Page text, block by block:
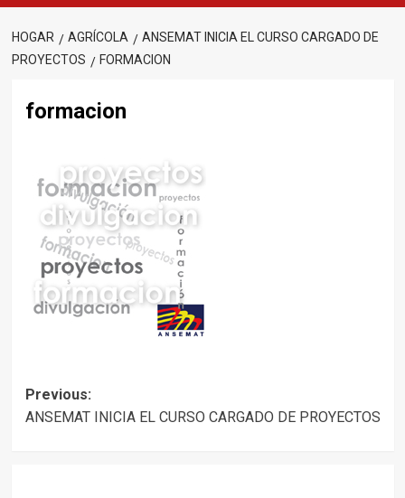
HOGAR AGRÍCOLA
ANSEMAT INICIA EL CURSO CARGADO DE
PROYECTOS
FORMACION
formacion
Post
Previous:
ANSEMAT INICIA EL CURSO CARGADO DE PROYECTOS